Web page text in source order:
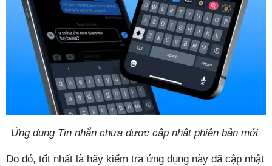
Ứng dụng Tin nhắn chưa được cập nhật phiên bản mới
Do đó, tốt nhất là hãy kiểm tra ứng dụng này đã cập nhật